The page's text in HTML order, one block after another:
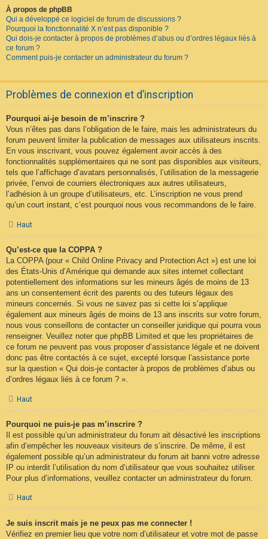
À propos de phpBB
Qui a développé ce logiciel de forum de discussions ?
Pourquoi la fonctionnalité X n’est pas disponible ?
Qui dois-je contacter à propos de problèmes d’abus ou d’ordres légaux liés à
ce forum ?
Comment puis-je contacter un administrateur du forum ?
Problèmes de connexion et d’inscription
Pourquoi ai-je besoin de m’inscrire ?
Vous n’êtes pas dans l’obligation de le faire, mais les administrateurs du
forum peuvent limiter la publication de messages aux utilisateurs inscrits.
En vous inscrivant, vous pouvez également avoir accès à des
fonctionnalités supplémentaires qui ne sont pas disponibles aux visiteurs,
tels que l’affichage d’avatars personnalisés, l’utilisation de la messagerie
privée, l’envoi de courriers électroniques aux autres utilisateurs,
l’adhésion à un groupe d’utilisateurs, etc. L’inscription ne vous prend
qu’un court instant, c’est pourquoi nous vous recommandons de le faire.
Haut
Qu’est-ce que la COPPA ?
La COPPA (pour « Child Online Privacy and Protection Act ») est une loi
des États-Unis d’Amérique qui demande aux sites internet collectant
potentiellement des informations sur les mineurs âgés de moins de 13
ans un consentement écrit des parents ou des tuteurs légaux des
mineurs concernés. Si vous ne savez pas si cette loi s’applique
également aux mineurs âgés de moins de 13 ans inscrits sur votre forum,
nous vous conseillons de contacter un conseiller juridique qui pourra vous
renseigner. Veuillez noter que phpBB Limited et que les propriétaires de
ce forum ne peuvent pas vous proposer d’assistance légale et ne doivent
donc pas être contactés à ce sujet, excepté lorsque l’assistance porte
sur la question « Qui dois-je contacter à propos de problèmes d’abus ou
d’ordres légaux liés à ce forum ? ».
Haut
Pourquoi ne puis-je pas m’inscrire ?
Il est possible qu’un administrateur du forum ait désactivé les inscriptions
afin d’empêcher les nouveaux visiteurs de s’inscrire. De même, il est
également possible qu’un administrateur du forum ait banni votre adresse
IP ou interdit l’utilisation du nom d’utilisateur que vous souhaitez utiliser.
Pour plus d’informations, veuillez contacter un administrateur du forum.
Haut
Je suis inscrit mais je ne peux pas me connecter !
Vérifiez en premier lieu que votre nom d’utilisateur et votre mot de passe